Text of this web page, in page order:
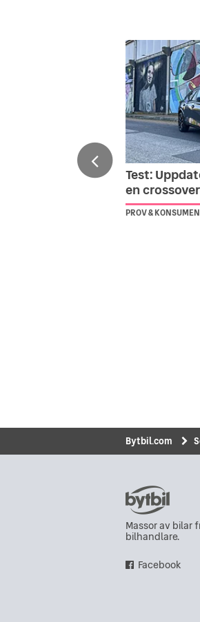
Test:
en
PROV &
Bytbil.com
Massor av bilar
bilhandlare.
Facebook